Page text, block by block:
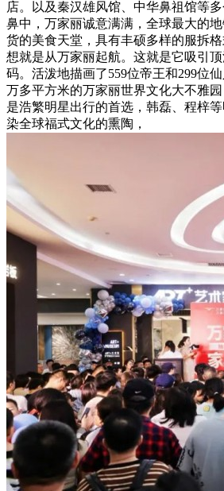
店。以及秦汉雄风馆、中华鼻祖馆等
鼻中，万家丽诚意满满，全球最大的
货的美食天堂，具有丰硕多样的服拆
想就是从万家丽起航。这就是它吸引
码。活泼地描画了559位帝王和299位
万多平方米的万家丽世界文化大不雅
是浩繁明星出行的首选，韩磊、程梓
染全球福式文化的熏陶，